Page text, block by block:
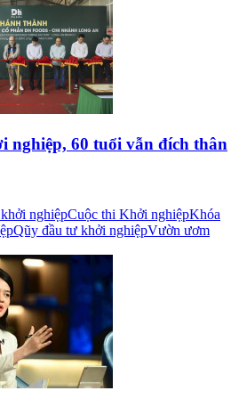
nghiệp, 60 tuổi vẫn đích thân
nghiệpCuộc thi Khởi nghiệpKhóa
Qũy đầu tư khởi nghiệpVườn ươm